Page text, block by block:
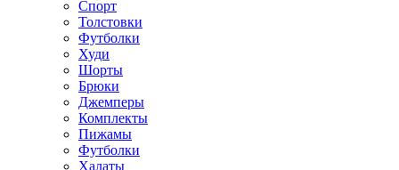
Спорт
Толстовки
Футболки
Худи
Шорты
Брюки
Джемперы
Комплекты
Пижамы
Футболки
Халаты